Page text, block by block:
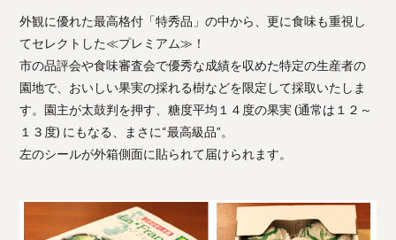
外観に優れた最高格付「特秀品」の中から、更に食味も重視し
てセレクトした≪プレミアム≫！
市の品評会や食味審査会で優秀な成績を収めた特定の生産者の
園地で、おいしい果実の採れる樹などを限定して採取いたしま
す。園主が太鼓判を押す、糖度平均１４度の果実 (通常は１２～
１３度) にもなる、まさに“最高級品”。
左のシールが外箱側面に貼られて届けられます。